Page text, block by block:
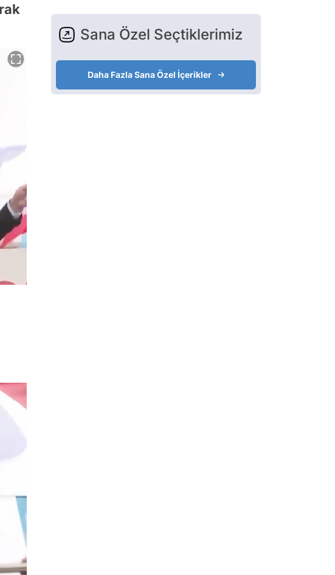
Video
Sana Özel Seçtiklerimiz
Daha Fazla Sana Özel İçerikler